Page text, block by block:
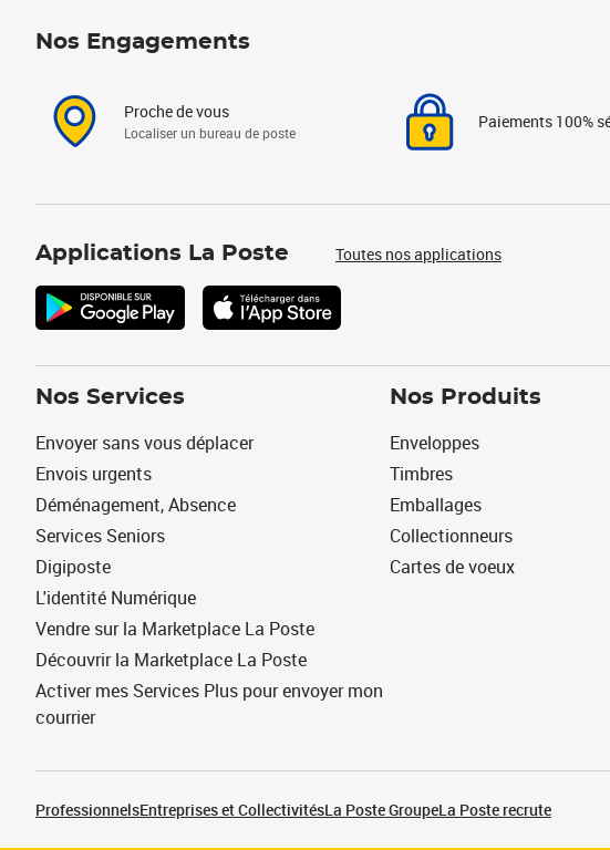
Nos Engagements
Proche de vous
Localiser un bureau de poste
Paiements 100%
Applications La Poste Toutes nos applications
Nos Services
Envoyer sans vous déplacer
Envois urgents
Déménagement, Absence
Services Seniors
Digiposte
L'identité Numérique
Vendre sur la Marketplace La Poste
Découvrir la Marketplace La Poste
Activer mes Services Plus pour envoyer mon
courrier
Nos Produits
Enveloppes
Timbres
Emballages
Collectionneurs
Cartes de voeux
ProfessionnelsEntreprises et CollectivitésLa Poste GroupeLa Poste recrute